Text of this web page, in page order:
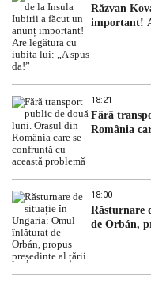
Răzvan
important!
18:21
Fără
România
18:00
Răsturnare
de Orbán,